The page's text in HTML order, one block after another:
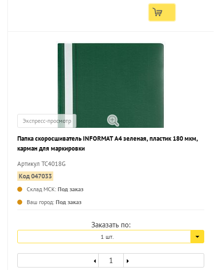
Экспресс-просмотр
Папка скоросшиватель INFORMAT А4 зеленая, пластик 180 мкм,
карман для маркировки
Артикул TC4018G
Код 047033
Склад МСК: Под заказ
Ваш город: Под заказ
Заказать по:
1 шт.